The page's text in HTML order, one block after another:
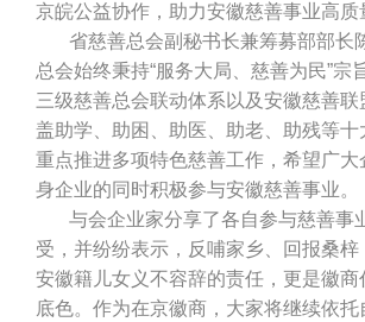
京皖公益协作，助力安徽慈善事业高质
省慈善总会副秘书长兼筹募部部长
总会始终秉持“服务大局、慈善为民”宗
三级慈善总会联动体系以及安徽慈善联
盖助学、助困、助医、助老、助残等
重点推进多项特色慈善工作，希望广大
身企业的同时积极参与安徽慈善事业。
与会企业家分享了各自参与慈善事
受，并纷纷表示，反哺家乡、回报桑
安徽籍儿女义不容辞的责任，更是徽商
底色。作为在京徽商，大家将继续依托